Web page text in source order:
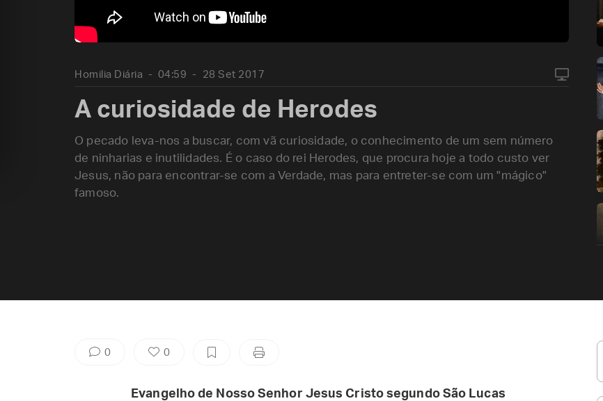
Homilia Diária 04:59 28 Set 2017
A curiosidade de Herodes
O pecado leva-nos a buscar, com vã curiosidade, o conhecimento de um sem número
de ninharias e inutilidades. É o caso do rei Herodes, que procura hoje a todo custo ver
Jesus, não para encontrar-se com a Verdade, mas para entreter-se com um "mágico"
famoso.
0 0
Evangelho de Nosso Senhor Jesus Cristo segundo São Lucas